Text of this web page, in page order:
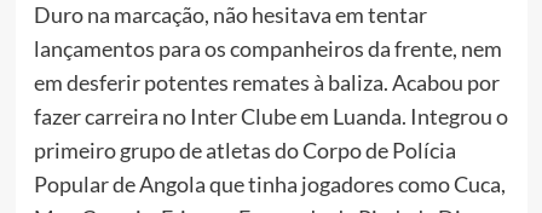
Duro na marcação, não hesitava em tentar
lançamentos para os companheiros da frente, nem
em desferir potentes remates à baliza. Acabou por
fazer carreira no Inter Clube em Luanda. Integrou o
primeiro grupo de atletas do Corpo de Polícia
Popular de Angola que tinha jogadores como Cuca,